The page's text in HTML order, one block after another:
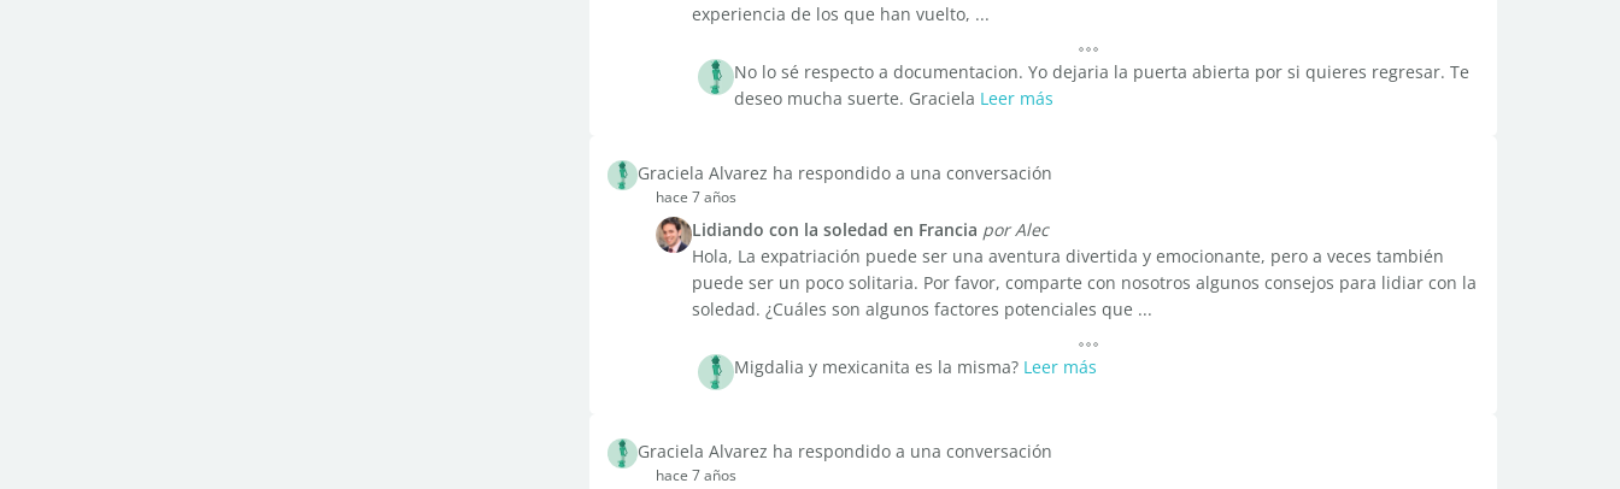
experiencia de los que han vuelto, ...
No lo sé respecto a documentacion. Yo dejaria la puerta abierta por si quieres regresar. Te
deseo mucha suerte. Graciela Leer más
Graciela Alvarez ha respondido a una conversación
hace 7 años
Lidiando con la soledad en Francia por Alec
Hola, La expatriación puede ser una aventura divertida y emocionante, pero a veces también
puede ser un poco solitaria. Por favor, comparte con nosotros algunos consejos para lidiar con la
soledad. ¿Cuáles son algunos factores potenciales que ...
Migdalia y mexicanita es la misma? Leer más
Graciela Alvarez ha respondido a una conversación
hace 7 años